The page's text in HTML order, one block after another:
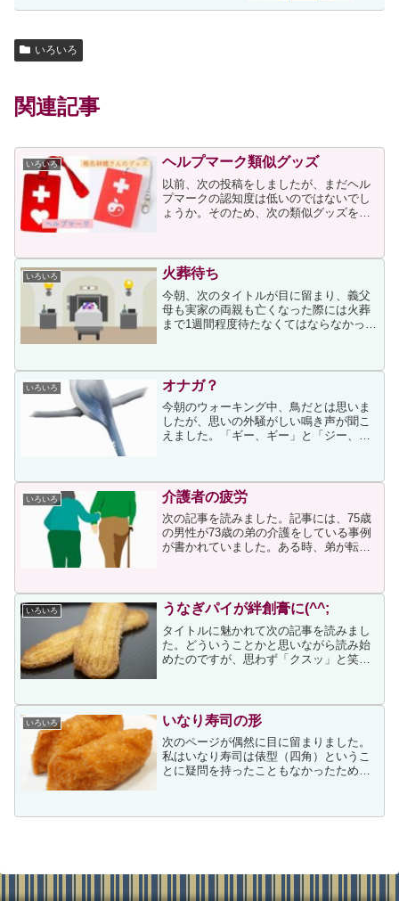
いろいろ
関連記事
いろいろ ヘルプマーク類似グッズ
以前、次の投稿をしましたが、まだヘル
プマークの認知度は低いのではないでし
ょうか。そのため、次の類似グッズを知
ました。上画像は（アメノチ アヤメさん
@ame_ayame...
いろいろ 火葬待ち
今朝、次のタイトルが目に留まり、義父
母も実家の両親も亡くなった際には火葬
まで1週間程度待たなくてはならなかった
時期的に火葬場が混ん...
いろいろ オナガ？
今朝のウォーキング中、鳥だとは思いま
したが、思いの外騒がしい鳴き声が聞こ
えました。「ギー、ギー」と「ジー、ジ
んの広い庭の木が茂っている辺りから聞
こえたのですが、1分くら...
いろいろ 介護者の疲労
次の記事を読みました。記事には、75歳
の男性が73歳の弟の介護をしている事例
が書かれていました。ある時、弟が転倒
ませんでした。兄はカッターナイフで自
分の首と手首を何度も...
いろいろ うなぎパイが絆創膏に(^^;
タイトルに魅かれて次の記事を読みまし
た。どういうことかと思いながら読み始
めたのですが、思わず「クスッ」と笑い
で、お菓子の購入者に配っているそうで
す。春華堂の公式オンライ...
いろいろ いなり寿司の形
次のページが偶然に目に留まりました。
私はいなり寿司は俵型（四角）というこ
とに疑問を持ったこともなかったため、